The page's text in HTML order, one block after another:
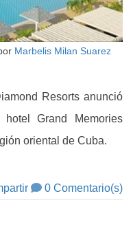
Marbelis Milan Suarez
Resorts anunció
Grand Memories
oriental de Cuba.
0 Comentario(s)